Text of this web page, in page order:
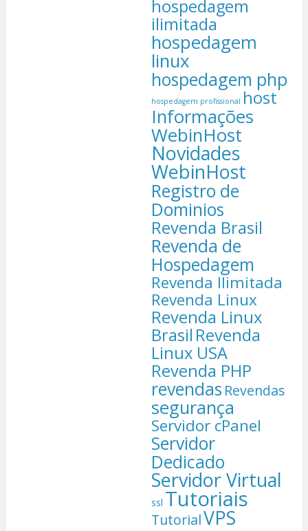
hospedagem
ilimitada
hospedagem
linux
hospedagem php
hospedagem profissional host
Informações
WebinHost
Novidades
WebinHost
Registro de
Dominios
Revenda Brasil
Revenda de
Hospedagem
Revenda Ilimitada
Revenda Linux
Revenda Linux
Brasil Revenda
Linux USA
Revenda PHP
revendas Revendas
segurança
Servidor cPanel
Servidor
Dedicado
Servidor Virtual
ssl Tutoriais
TutorialVPS